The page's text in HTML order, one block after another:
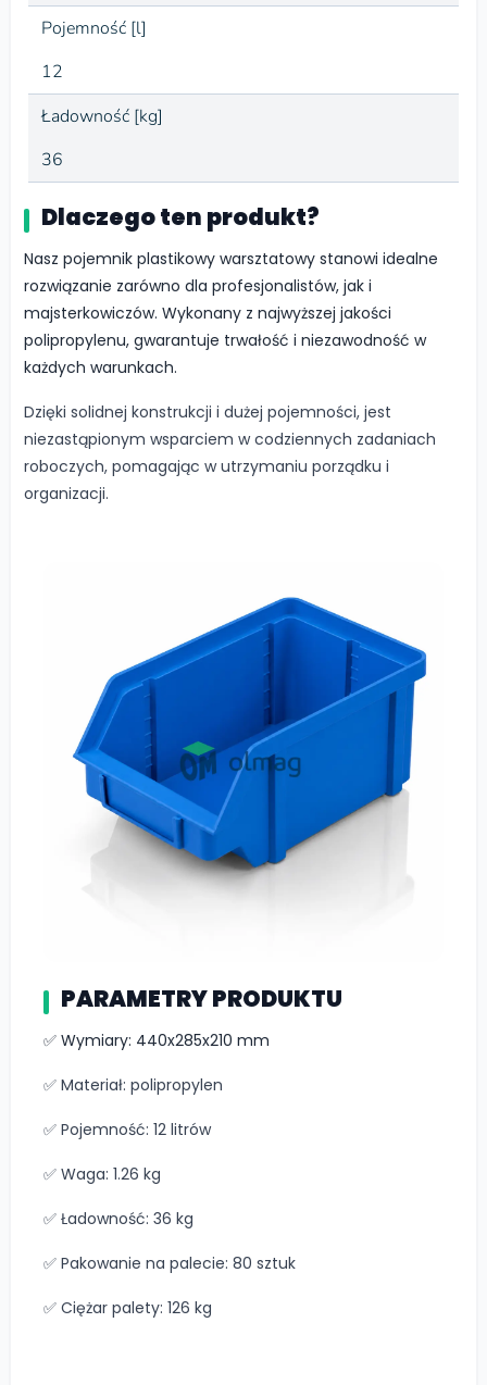
Pojemność [l]
12
Ładowność [kg]
36
Dlaczego ten produkt?
Nasz pojemnik plastikowy warsztatowy stanowi idealne
rozwiązanie zarówno dla profesjonalistów, jak i
majsterkowiczów. Wykonany z najwyższej jakości
polipropylenu, gwarantuje trwałość i niezawodność w
każdych warunkach.
Dzięki solidnej konstrukcji i dużej pojemności, jest
niezastąpionym wsparciem w codziennych zadaniach
roboczych, pomagając w utrzymaniu porządku i
organizacji.
PARAMETRY PRODUKTU
✅ Wymiary: 440x285x210 mm
✅ Materiał: polipropylen
✅ Pojemność: 12 litrów
✅ Waga: 1.26 kg
✅ Ładowność: 36 kg
✅ Pakowanie na palecie: 80 sztuk
✅ Ciężar palety: 126 kg